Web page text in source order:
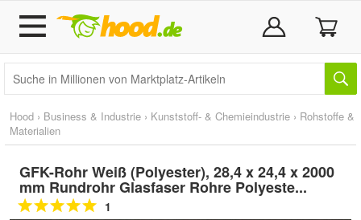
Hood › Business & Industrie › Kunststoff- & Chemieindustrie › Rohstoffe &
Materialien
GFK-Rohr Weiß (Polyester), 28,4 x 24,4 x 2000
mm Rundrohr Glasfaser Rohre Polyeste...
1